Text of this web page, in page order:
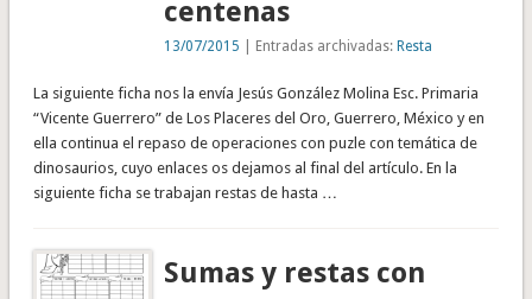
centenas
13/07/2015 | Entradas archivadas: Resta
La siguiente ficha nos la envía Jesús González Molina Esc. Primaria
“Vicente Guerrero” de Los Placeres del Oro, Guerrero, México y en
ella continua el repaso de operaciones con puzle con temática de
dinosaurios, cuyo enlaces os dejamos al final del artículo. En la
siguiente ficha se trabajan restas de hasta …
Sumas y restas con